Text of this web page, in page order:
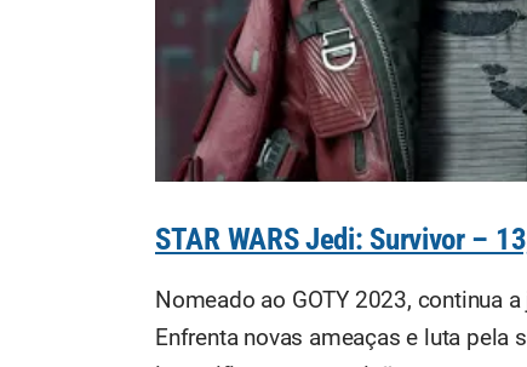
STAR WARS Jedi: Survivor –
Nomeado ao GOTY 2023, continua
Enfrenta novas ameaças e luta pela